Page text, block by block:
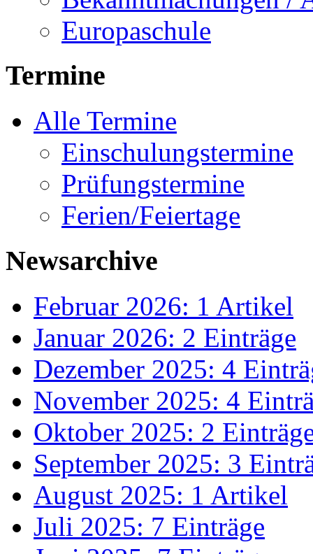
Europaschule
Termine
Alle Termine
Einschulungstermine
Prüfungstermine
Ferien/Feiertage
Newsarchive
Februar 2026: 1 Artikel
Januar 2026: 2 Einträge
Dezember 2025: 4
November 2025: 4
Oktober 2025: 2
September 2025: 3
August 2025: 1 Artikel
Juli 2025: 7 Einträge